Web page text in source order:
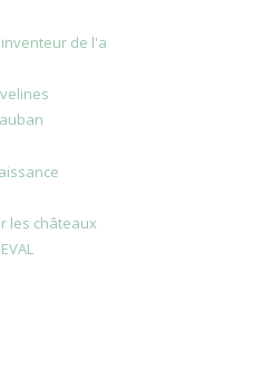
de l'a
les châteaux